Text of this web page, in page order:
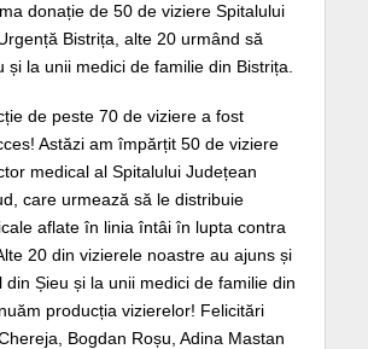
donație de 50 de viziere Spitalului
Bistrița, alte 20 urmând să
și la unii medici de familie din Bistrița.
de peste 70 de viziere a fost
Astăzi am împărțit 50 de viziere
medical al Spitalului Județean
care urmează să le distribuie
aflate în linia întâi în lupta contra
20 din vizierele noastre au ajuns și
din Șieu și la unii medici de familie din
producția vizierelor! Felicitări
Bogdan Roșu, Adina Mastan